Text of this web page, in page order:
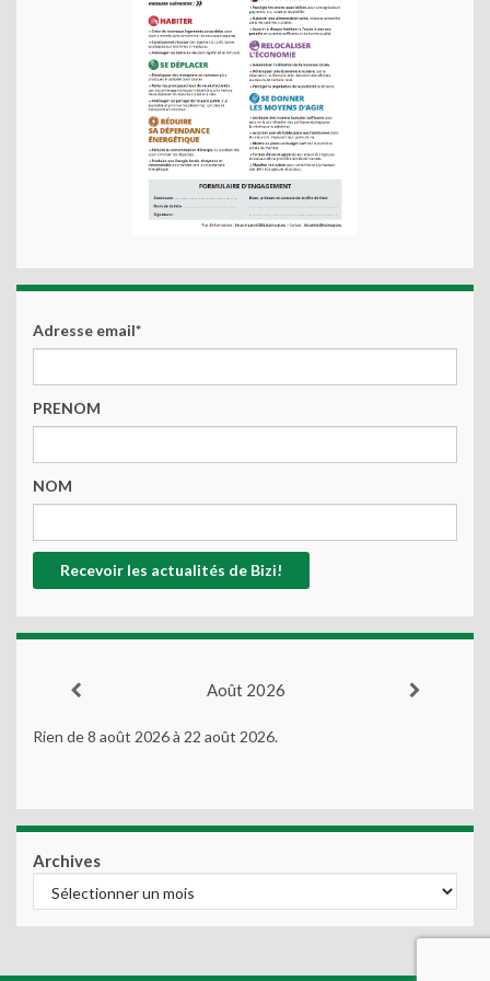
Adresse email*
PRENOM
NOM
Août 2026
Rien de 8 août 2026 à 22 août 2026.
Archives